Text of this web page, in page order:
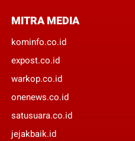
MITRA MEDIA
kominfo.co.id
expost.co.id
warkop.co.id
onenews.co.id
satusuara.co.id
jejakbaik.id